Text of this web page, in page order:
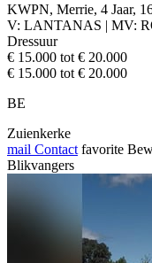
KWPN, Merrie, 4 Jaar,
V: LANTANAS | MV:
Dressuur
€ 15.000 tot € 20.000
€ 15.000 tot € 20.000
BE
Zuienkerke
mail Contact favorite
Blikvangers